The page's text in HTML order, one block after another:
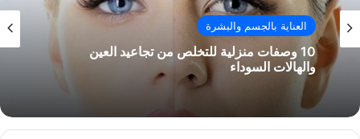
العناية بالجسم والبشرة
10 وصفات منزلية للتخلص من تجاعيد العين
والهالات السوداء